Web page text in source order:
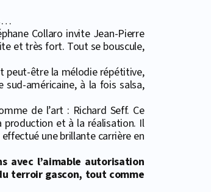
Collaro invite Jean-Pierre
et très fort. Tout se bouscule,
peut-être la mélodie répétitive,
américaine, à la fois salsa,
de l’art : Richard Seff. Ce
production et à la réalisation. Il
une brillante carrière en
avec l’aimable autorisation
terroir gascon, tout comme